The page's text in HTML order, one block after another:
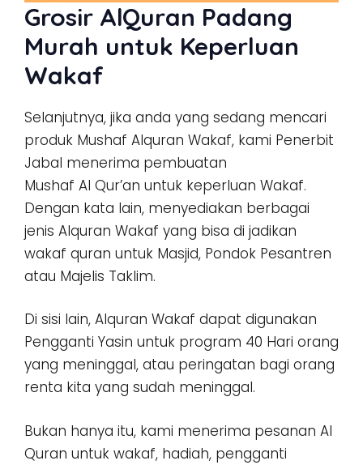
Grosir AlQuran Padang
Murah untuk Keperluan
Wakaf
Selanjutnya, jika anda yang sedang mencari
produk Mushaf Alquran Wakaf, kami Penerbit
Jabal menerima pembuatan
Mushaf Al Qur’an untuk keperluan Wakaf.
Dengan kata lain, menyediakan berbagai
jenis Alquran Wakaf yang bisa di jadikan
wakaf quran untuk Masjid, Pondok Pesantren
atau Majelis Taklim.
Di sisi lain, Alquran Wakaf dapat digunakan
Pengganti Yasin untuk program 40 Hari orang
yang meninggal, atau peringatan bagi orang
renta kita yang sudah meninggal.
Bukan hanya itu, kami menerima pesanan Al
Quran untuk wakaf, hadiah, pengganti